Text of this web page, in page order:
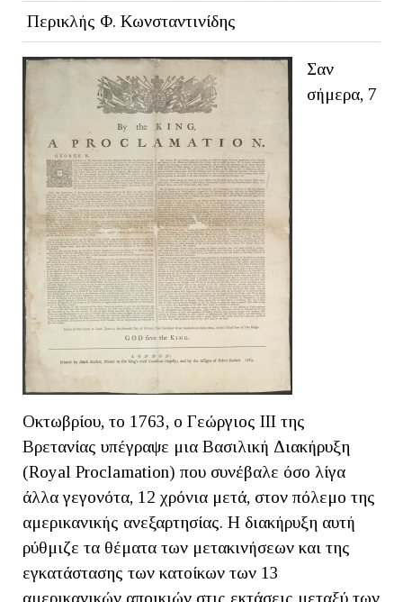
Περικλής Φ. Κωνσταντινίδης
Σαν
σήμερα, 7
Οκτωβρίου, το 1763, ο Γεώργιος ΙΙΙ της
Βρετανίας υπέγραψε μια Βασιλική Διακήρυξη
(Royal Proclamation) που συνέβαλε όσο λίγα
άλλα γεγονότα, 12 χρόνια μετά, στον πόλεμο της
αμερικανικής ανεξαρτησίας. Η διακήρυξη αυτή
ρύθμιζε τα θέματα των μετακινήσεων και της
εγκατάστασης των κατοίκων των 13
αμερικανικών αποικιών στις εκτάσεις μεταξύ των